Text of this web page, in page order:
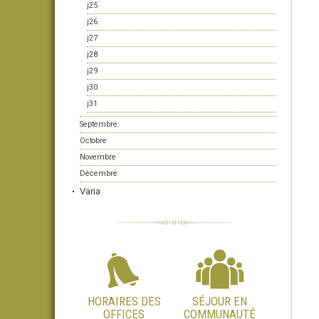
j25
j26
j27
j28
j29
j30
j31
Septembre
Octobre
Novembre
Décembre
Varia
HORAIRES DES
OFFICES
SÉJOUR EN
COMMUNAUTÉ